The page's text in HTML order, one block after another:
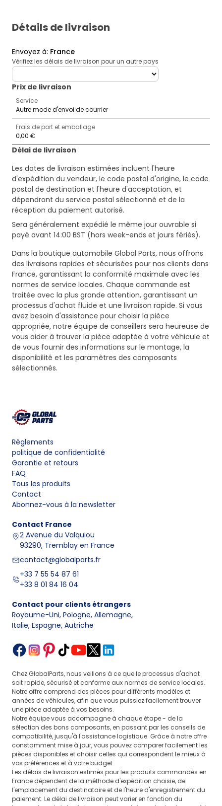
Détails de livraison
Envoyez à: France
Vérifiez les délais de livraison pour un autre pays
deliveryCountry
Prix ​​de livraison
Service
Autre mode d'envoi de courrier
Frais de port et emballage
0,00 €
Délai de livraison
Les dates de livraison estimées incluent l'heure
d'expédition du vendeur, le code postal d'origine, le code
postal de destination et l'heure d'acceptation, et
dépendront du service postal sélectionné et de la
réception du paiement autorisé.
Sera généralement expédié le même jour ouvrable si
payé avant 14:00 BST (hors week-ends et jours fériés).
Dans la boutique automobile Global Parts, nous offrons
des livraisons rapides et sécurisées pour nos clients dans
France, garantissant la conformité maximale avec les
normes de service locales. Chaque commande est
traitée avec la plus grande attention, garantissant un
processus d'achat fluide et une livraison rapide. Si vous
avez besoin d'assistance pour choisir la pièce
appropriée, notre équipe de conseillers sera heureuse de
vous aider à trouver la pièce adaptée à votre véhicule et
de vous fournir des informations sur le montage, la
disponibilité et les paramètres des composants
sélectionnés.
Règlements
politique de confidentialité
Garantie et retours
FAQ
Tous les produits
Contact
Abonnez-vous à la newsletter
Contact France
2 Avenue du Valquiou
93290, Tremblay en France
contact@globalparts.fr
+33 7 55 54 87 61
+33 8 01 84 16 04
Contact pour clients étrangers
Royaume-Uni, Pologne, Allemagne,
Italie, Espagne, Autriche
Chez GlobalParts, nous veillons à ce que le processus d'achat
soit rapide, sécurisé et conforme aux normes de service locales.
Notre offre comprend des pièces pour différents modèles et
années de véhicules, afin que vous puissiez facilement trouver
une pièce adaptée à vos besoins.
Notre équipe vous accompagne à chaque étape - de la
sélection des bons composants, en passant par les conseils de
compatibilité, jusqu'à l'assistance logistique. Grâce à notre offre
constamment mise à jour, vous pouvez comparer facilement les
pièces disponibles et choisir celles qui correspondent le mieux à
vos préférences et à votre budget.
Les délais de livraison estimés pour les produits commandés en
France dépendent de la méthode d'expédition choisie, de
l'emplacement du destinataire et de l'heure d'enregistrement du
paiement. Le délai de livraison peut varier en fonction du